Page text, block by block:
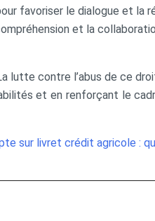
favoriser le dialogue et la
et la
lutte contre l’abus de ce
et en renforçant le
sur livret crédit agricole :